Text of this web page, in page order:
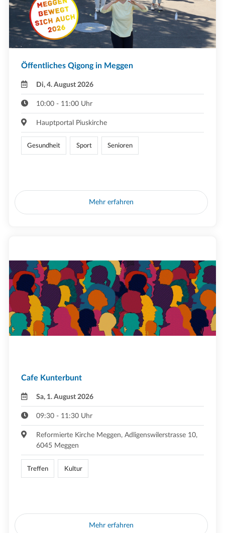
Öffentliches Qigong in Meggen
Di, 4. August 2026
10:00 - 11:00 Uhr
Hauptportal Piuskirche
Gesundheit Sport Senioren
Mehr erfahren
Cafe Kunterbunt
Sa, 1. August 2026
09:30 - 11:30 Uhr
Reformierte Kirche Meggen, Adligenswilerstrasse 10,
6045 Meggen
Treffen Kultur
Mehr erfahren